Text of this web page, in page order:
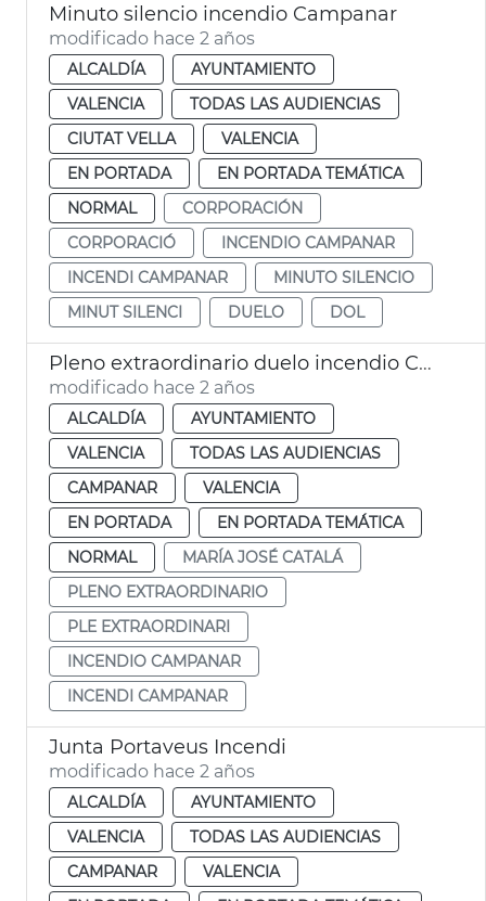
Minuto silencio incendio Campanar
modificado hace 2 años
ALCALDÍA
AYUNTAMIENTO
VALENCIA
TODAS LAS AUDIENCIAS
CIUTAT VELLA
VALENCIA
EN PORTADA
EN PORTADA TEMÁTICA
NORMAL
CORPORACIÓN
CORPORACIÓ
INCENDIO CAMPANAR
INCENDI CAMPANAR
MINUTO SILENCIO
MINUT SILENCI
DUELO DOL
Pleno extraordinario duelo incendio Campanar
modificado hace 2 años
ALCALDÍA
AYUNTAMIENTO
VALENCIA
TODAS LAS AUDIENCIAS
CAMPANAR
VALENCIA
EN PORTADA
EN PORTADA TEMÁTICA
NORMAL
MARÍA JOSÉ CATALÁ
PLENO EXTRAORDINARIO
PLE EXTRAORDINARI
INCENDIO CAMPANAR
INCENDI CAMPANAR
Junta Portaveus Incendi
modificado hace 2 años
ALCALDÍA
AYUNTAMIENTO
VALENCIA
TODAS LAS AUDIENCIAS
CAMPANAR
VALENCIA